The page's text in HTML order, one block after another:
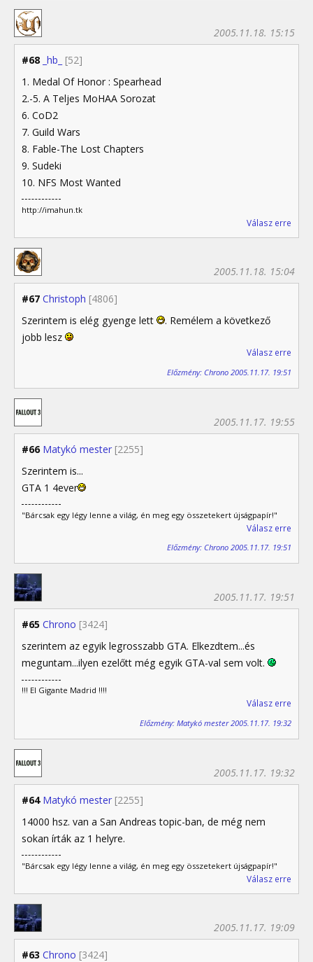
#68 _hb_ [52]
2005.11.18. 15:15
1. Medal Of Honor : Spearhead
2.-5. A Teljes MoHAA Sorozat
6. CoD2
7. Guild Wars
8. Fable-The Lost Chapters
9. Sudeki
10. NFS Most Wanted
http://imahun.tk
Válasz erre
#67 Christoph [4806]
2005.11.18. 15:04
Szerintem is elég gyenge lett
. Remélem a következő
jobb lesz
Válasz erre
Előzmény: Chrono 2005.11.17. 19:51
#66 Matykó mester [2255]
2005.11.17. 19:55
Szerintem is...
GTA 1 4ever
"Bárcsak egy légy lenne a világ, én meg egy összetekert újságpapír!"
Válasz erre
Előzmény: Chrono 2005.11.17. 19:51
#65 Chrono [3424]
2005.11.17. 19:51
szerintem az egyik legrosszabb GTA. Elkezdtem...és
meguntam...ilyen ezelőtt még egyik GTA-val sem volt.
!!! El Gigante Madrid !!!!
Válasz erre
Előzmény: Matykó mester 2005.11.17. 19:32
#64 Matykó mester [2255]
2005.11.17. 19:32
14000 hsz. van a San Andreas topic-ban, de még nem
sokan írták az 1 helyre.
"Bárcsak egy légy lenne a világ, én meg egy összetekert újságpapír!"
Válasz erre
#63 Chrono [3424]
2005.11.17. 19:09